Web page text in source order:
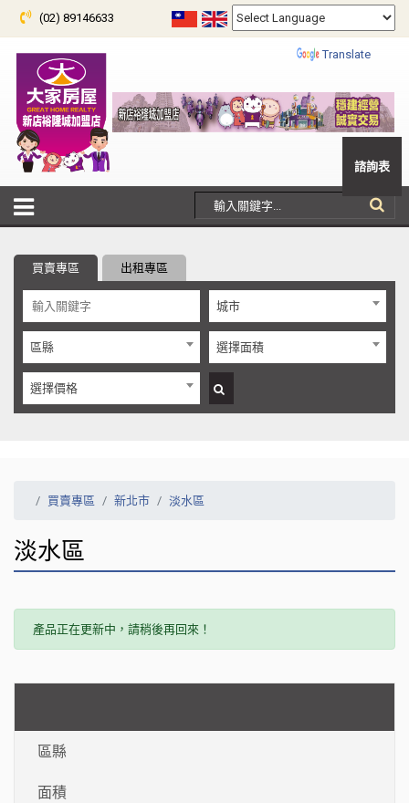
(02) 89146633
Translate
買賣專區 出租專區
城市
區縣 選擇面積
選擇價格
買賣專區 新北市 淡水區
淡水區
產品正在更新中，請稍後再回來！
區縣
面積
諮詢表